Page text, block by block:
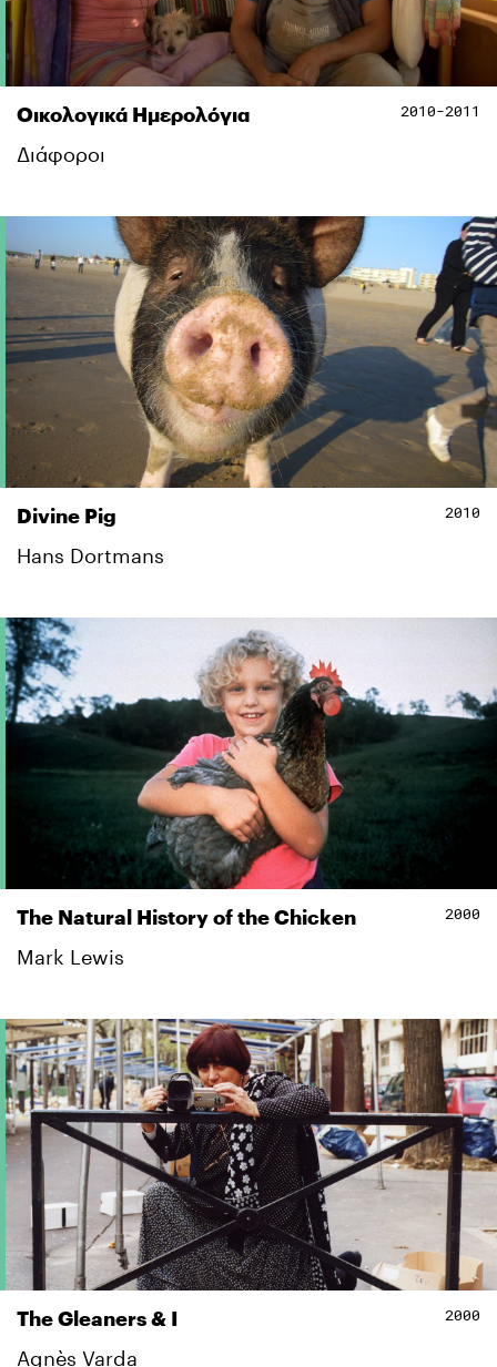
Οικολογικά Ημερολόγια 2010-2011
Διάφοροι
Divine Pig 2010
Hans Dortmans
The Natural History of the Chicken 2000
Mark Lewis
The Gleaners & I 2000
Agnès Varda